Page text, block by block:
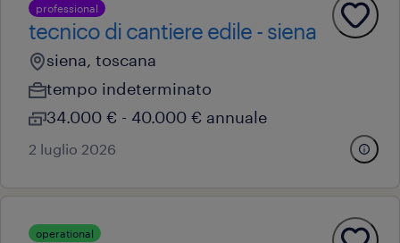
professional
tecnico di cantiere edile - siena
siena, toscana
tempo indeterminato
34.000 € - 40.000 € annuale
2 luglio 2026
operational